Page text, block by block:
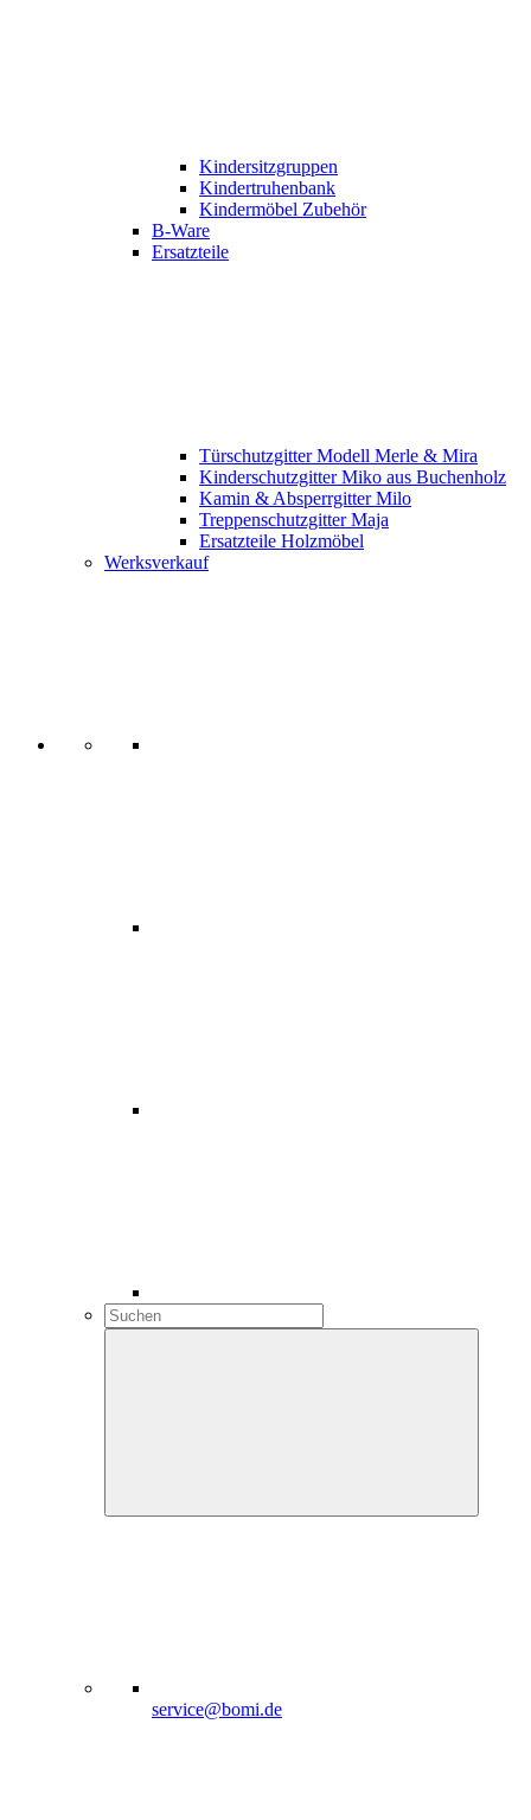
Kindersitzgruppen
Kindertruhenbank
Kindermöbel Zubehör
B-Ware
Ersatzteile
Türschutzgitter Modell Merle & Mira
Kinderschutzgitter Miko aus Buchenholz
Kamin & Absperrgitter Milo
Treppenschutzgitter Maja
Ersatzteile Holzmöbel
Werksverkauf
service@bomi.de